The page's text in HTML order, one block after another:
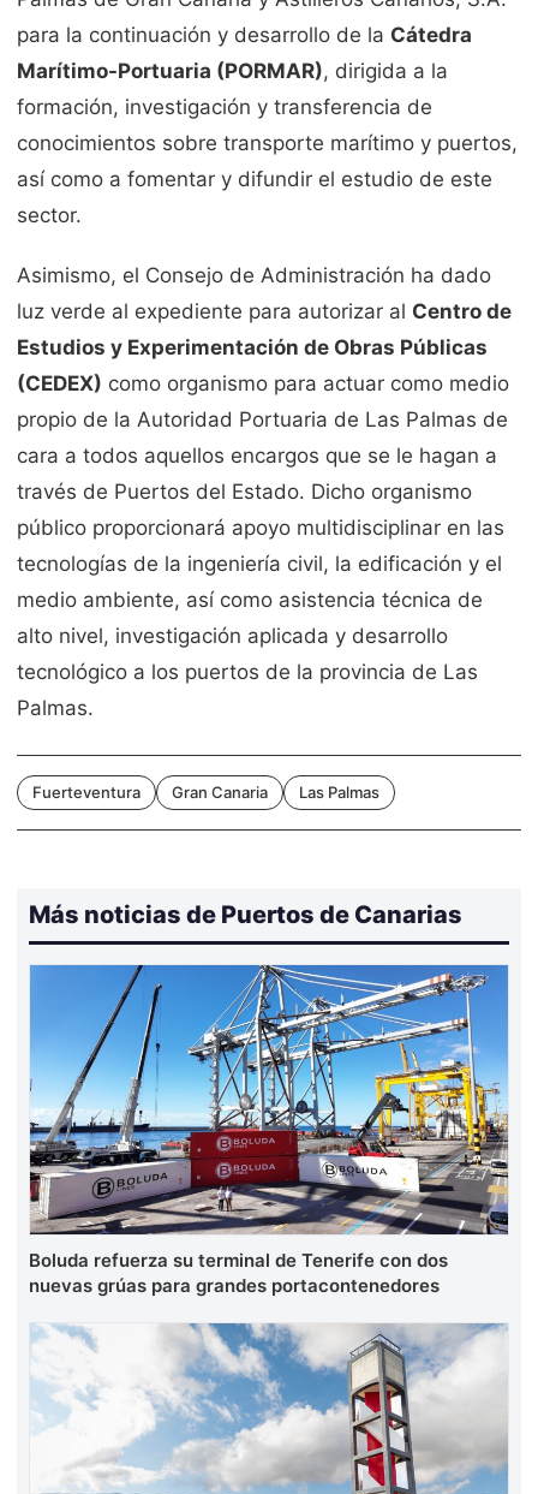
para la continuación y desarrollo de la Cátedra
Marítimo-Portuaria (PORMAR), dirigida a la
formación, investigación y transferencia de
conocimientos sobre transporte marítimo y puertos,
así como a fomentar y difundir el estudio de este
sector.
Asimismo, el Consejo de Administración ha dado
luz verde al expediente para autorizar al Centro de
Estudios y Experimentación de Obras Públicas
(CEDEX) como organismo para actuar como medio
propio de la Autoridad Portuaria de Las Palmas de
cara a todos aquellos encargos que se le hagan a
través de Puertos del Estado. Dicho organismo
público proporcionará apoyo multidisciplinar en las
tecnologías de la ingeniería civil, la edificación y el
medio ambiente, así como asistencia técnica de
alto nivel, investigación aplicada y desarrollo
tecnológico a los puertos de la provincia de Las
Palmas.
Fuerteventura Gran Canaria Las Palmas
Más noticias de Puertos de Canarias
Boluda refuerza su terminal de Tenerife con dos
nuevas grúas para grandes portacontenedores